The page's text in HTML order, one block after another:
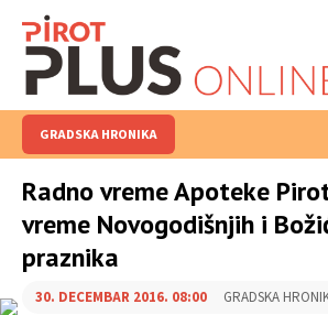
GRADSKA HRONIKA
Radno vreme Apoteke
vreme Novogodišnjih i
praznika
30. DECEMBAR 2016. 08:00 GRADSKA